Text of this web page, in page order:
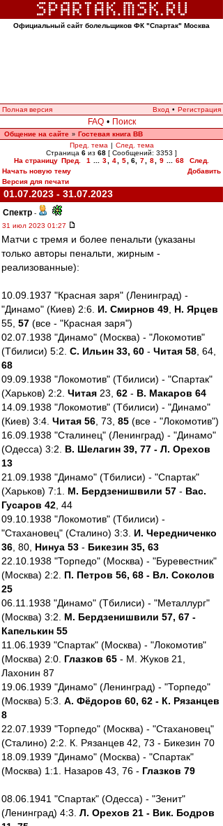
Официальный сайт болельщиков ФК "Спартак" Москва
Полная версия Вход • Регистрация
FAQ • Поиск
Общение на сайте » Гостевая книга ВВ
Пред. тема | След. тема
Страница 6 из 68 [ Сообщений: 3353 ]
На страницу Пред. 1 3 4 5 6 7 8 9 68
След.
Начать новую тему
Добавить
Версия для печати
01.07.2023 - 31.07.2023
Спектр -
31 июл 2023 01:27
Матчи с тремя и более пенальти (указаны
только авторы пенальти, жирным -
реализованные):
10.09.1937 "Красная заря" (Ленинград) -
"Динамо" (Киев) 2:6. И. Смирнов 49 Н. Ярцев
55, 57 (все - "Красная заря")
02.07.1938 "Динамо" (Москва) - "Локомотив"
(Тбилиси) 5:2. С. Ильин 33, 60 - Читая 58 , 64,
68
09.09.1938 "Локомотив" (Тбилиси) - "Спартак"
(Харьков) 2:2. Читая 23, 62 - В. Макаров 64
14.09.1938 "Локомотив" (Тбилиси) - "Динамо"
(Киев) 3:4. Читая 56 , 73, 85 (все - "Локомотив")
16.09.1938 "Сталинец" (Ленинград) - "Динамо"
(Одесса) 3:2. В. Шелагин 39, 77 - Л. Орехов
13
21.09.1938 "Динамо" (Тбилиси) - "Спартак"
(Харьков) 7:1. М. Бердзенишвили 57 - Вас.
Гусаров 42 , 44
09.10.1938 "Локомотив" (Тбилиси) -
"Стахановец" (Сталино) 3:3. И. Чередниченко
36 , 80, Нинуа 53 - Бикезин 35, 63
22.10.1938 "Торпедо" (Москва) - "Буревестник"
(Москва) 2:2. П. Петров 56, 68 - Вл. Соколов
25
06.11.1938 "Динамо" (Тбилиси) - "Металлург"
(Москва) 3:2. М. Бердзенишвили 57, 67 -
Капелькин 55
11.06.1939 "Спартак" (Москва) - "Локомотив"
(Москва) 2:0. Глазков 65 - М. Жуков 21,
Лахонин 87
19.06.1939 "Динамо" (Ленинград) - "Торпедо"
(Москва) 5:3. А. Фёдоров 60, 62 - К. Рязанцев
8
22.07.1939 "Торпедо" (Москва) - "Стахановец"
(Сталино) 2:2. К. Рязанцев 42, 73 - Бикезин 70
18.09.1939 "Динамо" (Москва) - "Спартак"
(Москва) 1:1. Назаров 43, 76 - Глазков 79
08.06.1941 "Спартак" (Одесса) - "Зенит"
(Ленинград) 4:3. Л. Орехов 21 - Вик. Бодров